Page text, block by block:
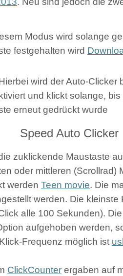
Modus wird solange
festgehalten wird
wird der Auto-Clicker
und klickt solange, bis
erneut gedrückt wurde
zuklickende Maustaste
oder mittleren (Scrollrad)
werden Teen movie. Die
werden. Die kleinste
alle 100 Sekunden).
aufgehoben werden,
Frequenz möglich ist
ClickCounter ergaben auf